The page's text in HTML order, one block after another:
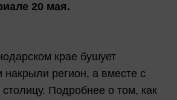
20 мая.
крае бушует
накрыли регион, а вместе с
Подробнее о том, как